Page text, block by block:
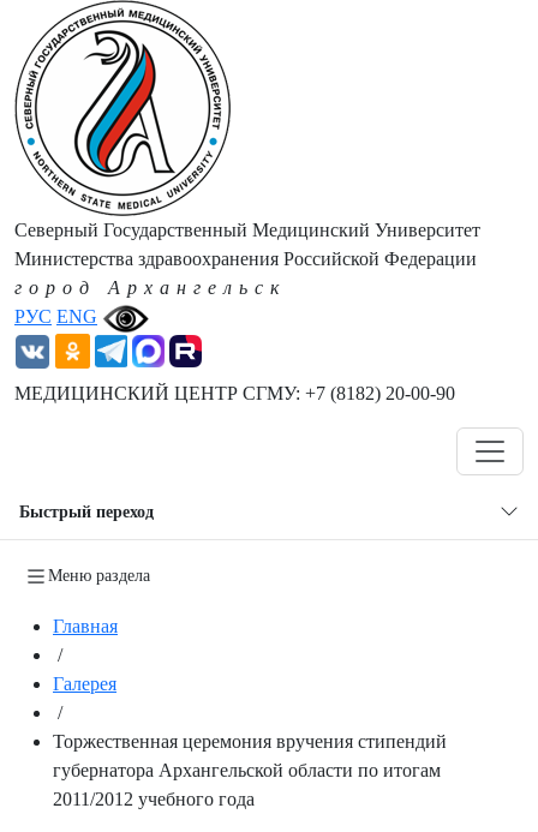
РУС ENG
Северный Государственный Медицинский Университет
Министерства здравоохранения Российской Федерации
город Архангельск
МЕДИЦИНСКИЙ ЦЕНТР СГМУ: +7 (8182) 20-00-90
Быстрый переход
Меню раздела
Главная
/
Галерея
/
Торжественная церемония вручения стипендий
губернатора Архангельской области по итогам
2011/2012 учебного года